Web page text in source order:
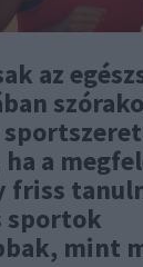
az
a
friss
sportok
mint